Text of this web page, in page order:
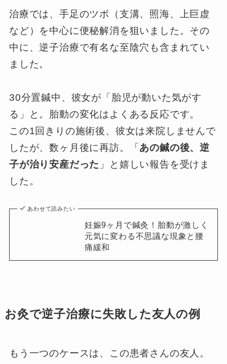
治療では、手足のツボ（支溝、照海、上巨虚
など）を中心に便秘解消を狙いました。その
中に、逆子治療で有名な至陰穴も含まれてい
ました。
30分置鍼中、彼女が「胎児が動いた気がす
る」と。胎動の変化はよくある反応です。
この1回きりの施術後、彼女は来院しませんで
したが、数ヶ月後に再訪。「 あの鍼の後、逆
子が治り安産だった 」と嬉しい報告を受けま
した。
あわせて読みたい
妊娠9ヶ月で鍼灸！胎動が激しく
元気に変わる不思議な現象と腰
痛緩和
お灸で逆子治療に失敗した友人の例
もう一つのケースは、この患者さんの友人。